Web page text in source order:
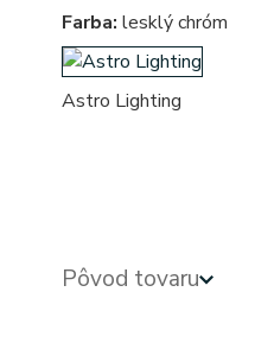
Farba: lesklý chróm
Astro Lighting
Pôvod tovaru